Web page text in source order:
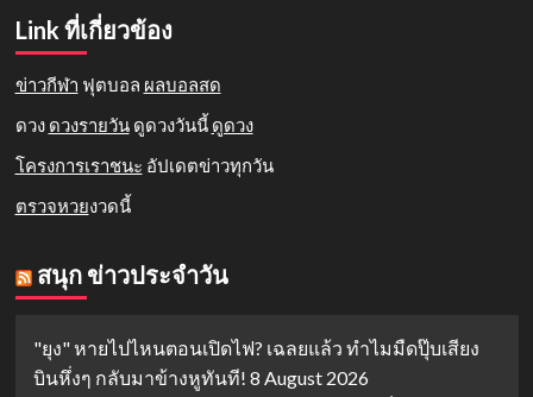
Link ที่เกี่ยวข้อง
ข่าวกีฬา ฟุตบอล ผลบอลสด
ดวง ดวงรายวันดูดวงวันนี้ ดูดวง
โครงการเราชนะ อัปเดตข่าวทุกวัน
ตรวจหวยงวดนี้
สนุก ข่าวประจำวัน
"ยุง" หายไปไหนตอนเปิดไฟ? เฉลยแล้ว ทำไมมืดปุ๊บเสียง
บินหึ่งๆ กลับมาข้างหูทันที! 8 August 2026